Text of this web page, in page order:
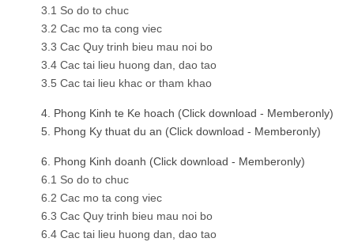
3.1 So do to chuc
3.2 Cac mo ta cong viec
3.3 Cac Quy trinh bieu mau noi bo
3.4 Cac tai lieu huong dan, dao tao
3.5 Cac tai lieu khac or tham khao
4. Phong Kinh te Ke hoach (Click download - Memberonly)
5. Phong Ky thuat du an (Click download - Memberonly)
6. Phong Kinh doanh (Click download - Memberonly)
6.1 So do to chuc
6.2 Cac mo ta cong viec
6.3 Cac Quy trinh bieu mau noi bo
6.4 Cac tai lieu huong dan, dao tao